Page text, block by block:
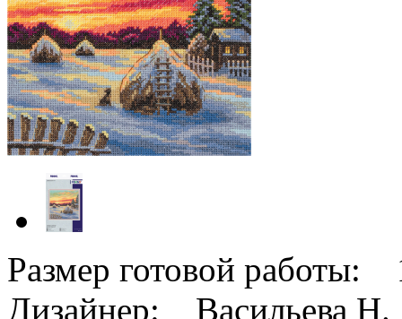
Размер готовой работы:
Дизайнер: Васильева Н.